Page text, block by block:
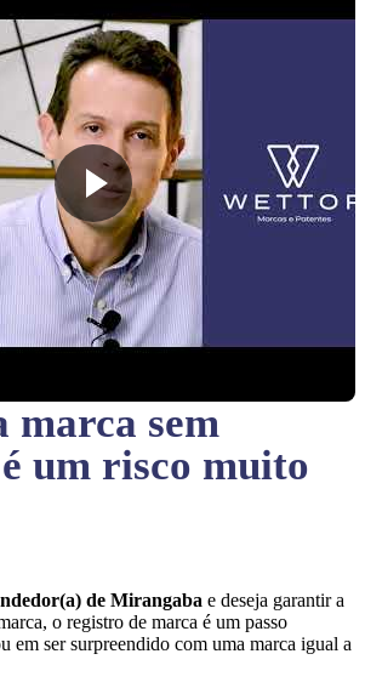
marca sem
é um risco muito
de Mirangaba e deseja garantir a
o registro de marca é um passo
em ser surpreendido com uma marca igual a